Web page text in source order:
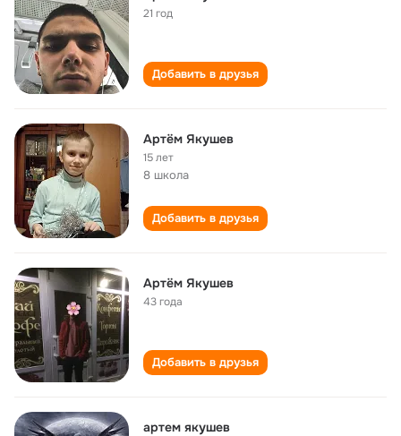
21 год
Добавить в друзья
Артём Якушев
15 лет
8 школа
Добавить в друзья
Артём Якушев
43 года
Добавить в друзья
артем якушев